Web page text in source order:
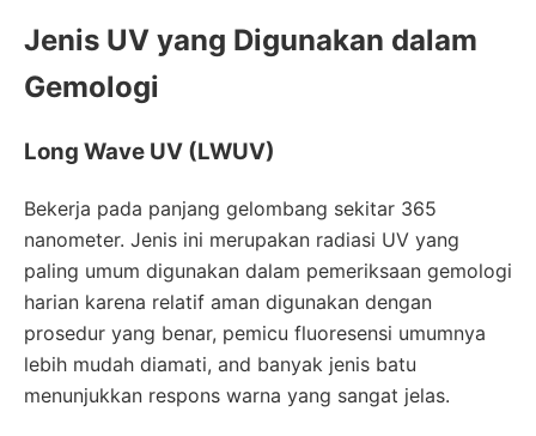
Jenis UV yang Digunakan dalam
Gemologi
Long Wave UV (LWUV)
Bekerja pada panjang gelombang sekitar 365
nanometer. Jenis ini merupakan radiasi UV yang
paling umum digunakan dalam pemeriksaan gemologi
harian karena relatif aman digunakan dengan
prosedur yang benar, pemicu fluoresensi umumnya
lebih mudah diamati, and banyak jenis batu
menunjukkan respons warna yang sangat jelas.